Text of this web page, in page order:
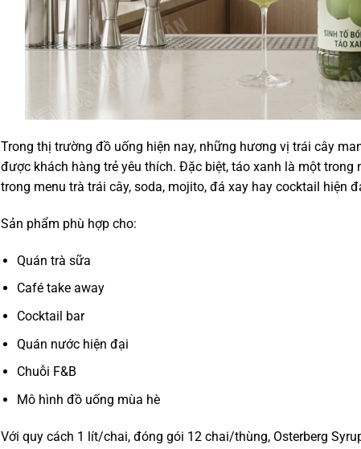
Trong thị trường đồ uống hiện nay, những hương vị trái cây
được khách hàng trẻ yêu thích. Đặc biệt, táo xanh là một
trong menu trà trái cây, soda, mojito, đá xay hay cocktail hiện
Sản phẩm phù hợp cho:
Quán trà sữa
Café take away
Cocktail bar
Quán nước hiện đại
Chuỗi F&B
Mô hình đồ uống mùa hè
Với quy cách 1 lít/chai, đóng gói 12 chai/thùng, Osterberg